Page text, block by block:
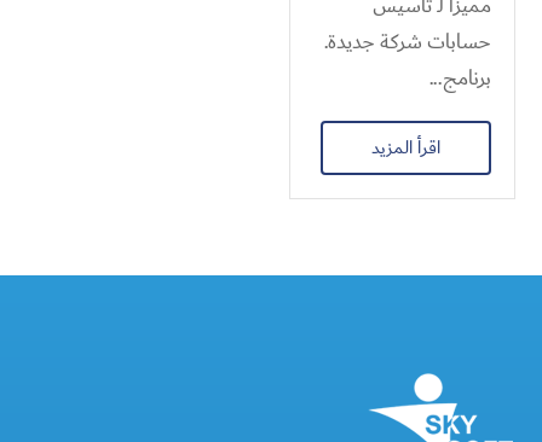
حسابات شركة جديدة.
برنامج...
اقرأ المزيد